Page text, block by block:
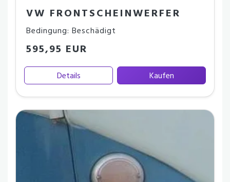
VW FRONTSCHEINWERFER
Bedingung: Beschädigt
595,95 EUR
Details Kaufen